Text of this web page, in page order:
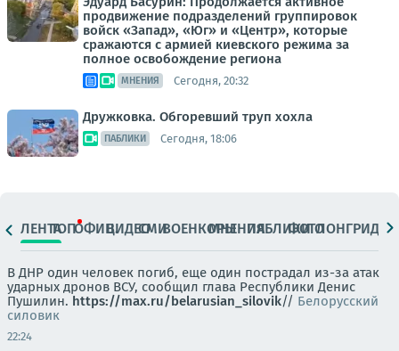
продвижение подразделений группировок
войск «Запад», «Юг» и «Центр», которые
сражаются с армией киевского режима за
полное освобождение региона
МНЕНИЯ Сегодня, 20:32
Дружковка. Обгоревший труп хохла
ПАБЛИКИ Сегодня, 18:06
ЛЕНТАТОПОФИЦ.ВИДЕОСМИВОЕНКОРЫМНЕНИЯПАБЛИКИ
ФОТОЛОНГРИДЫ
В ДНР один человек погиб, еще один пострадал из-за атак
ударных дронов ВСУ, сообщил глава Республики Денис
Пушилин. https://max.ru/belarusian_silovik// Белорусский
силовик
22:24